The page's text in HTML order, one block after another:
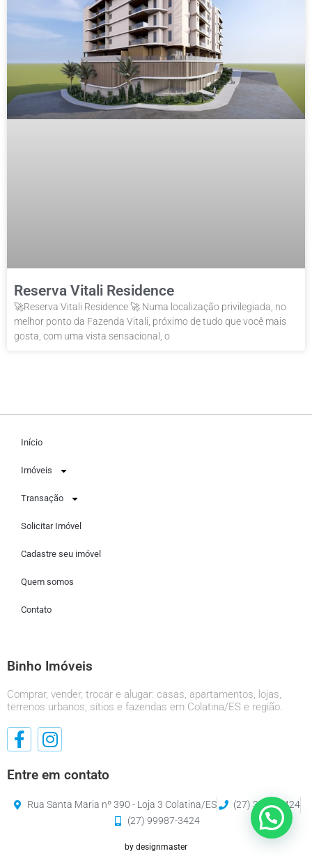
Reserva Vitali Residence
🚀Reserva Vitali Residence 🚀 Numa localização privilegiada, no
melhor ponto da Fazenda Vitali, próximo de tudo que você mais
gosta, com uma vista sensacional, o
Início
Imóveis
Transação
Solicitar Imóvel
Cadastre seu imóvel
Quem somos
Contato
Binho Imóveis
Comprar, vender, trocar e alugar: casas, apartamentos, lojas,
terrenos urbanos, sítios e fazendas em Colatina/ES e região.
Entre em contato
Rua Santa Maria nº 390 - Loja 3 Colatina/ES
(27) 3120-3424
(27) 99987-3424
by designmaster